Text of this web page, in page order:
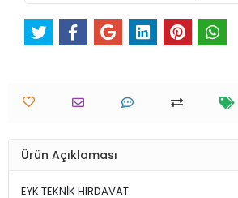
Ürün Açıklaması
EYK TEKNİK HIRDAVAT